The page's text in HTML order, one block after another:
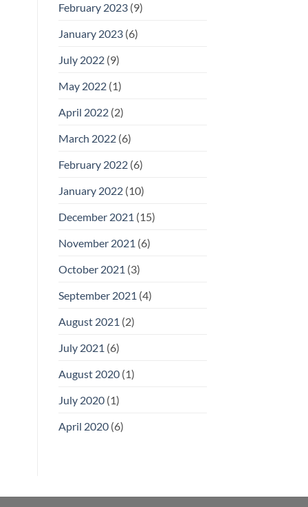
February 2023(9)
January 2023(6)
July 2022(9)
May 2022(1)
April 2022(2)
March 2022(6)
February 2022(6)
January 2022(10)
December 2021 (15)
November 2021 (6)
October 2021 (3)
September 2021 (4)
August 2021 (2)
July 2021 (6)
August 2020(1)
July 2020(1)
April 2020(6)